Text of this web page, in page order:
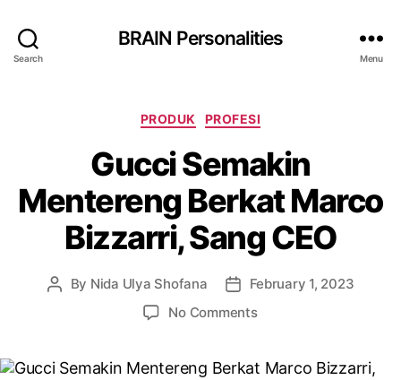
Search
BRAIN Personalities
Menu
Categories
PRODUK PROFESI
Gucci Semakin
Mentereng Berkat Marco
Bizzarri, Sang CEO
Post
By Nida Ulya Shofana
PostFebruary 1, 2023
No Commentson
Mentereng